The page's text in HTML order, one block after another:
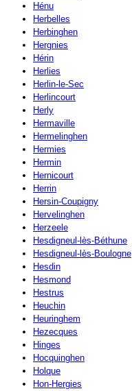
Hénu
Herbelles
Herbinghen
Hergnies
Hérin
Herlies
Herlin-le-Sec
Herlincourt
Herly
Hermaville
Hermelinghen
Hermies
Hermin
Hernicourt
Herrin
Hersin-Coupigny
Hervelinghen
Herzeele
Hesdigneul-lès-Béthune
Hesdigneul-lès-Boulogne
Hesdin
Hesmond
Hestrus
Heuchin
Heuringhem
Hezecques
Hinges
Hocquinghen
Holque
Hon-Hergies